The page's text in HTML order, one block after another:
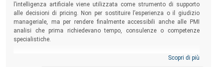
l’intelligenza artificiale viene utilizzata come strumento di supporto
alle decisioni di pricing. Non per sostituire l’esperienza o il giudizio
manageriale, ma per rendere finalmente accessibili anche alle PMI
analisi che prima richiedevano tempo, consulenze o competenze
specialistiche.
Scopri di più